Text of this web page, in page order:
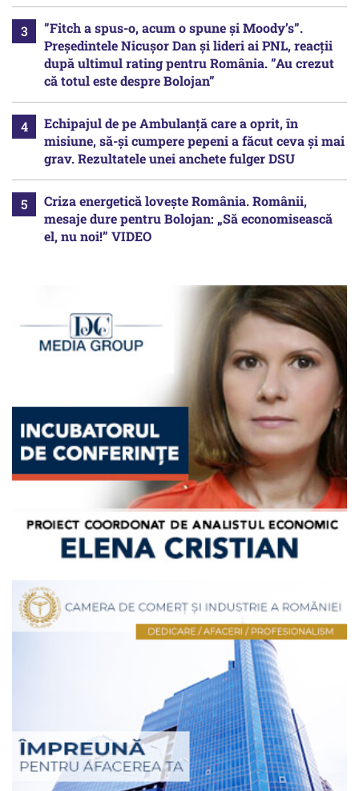
”Fitch a spus-o, acum o spune și Moody’s”.
Președintele Nicușor Dan și lideri ai PNL, reacții
după ultimul rating pentru România. ”Au crezut
că totul este despre Bolojan”
Echipajul de pe Ambulanță care a oprit, în
misiune, să-și cumpere pepeni a făcut ceva și mai
grav. Rezultatele unei anchete fulger DSU
Criza energetică lovește România. Românii,
mesaje dure pentru Bolojan: „Să economisească
el, nu noi!” VIDEO